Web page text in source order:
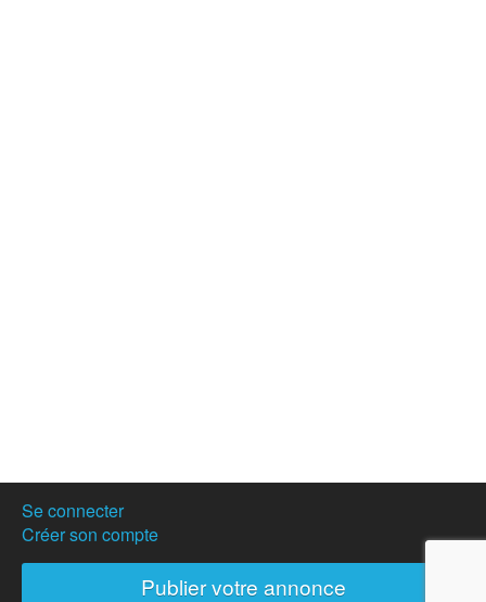
Se connecter
Créer son compte
Publier votre annonce